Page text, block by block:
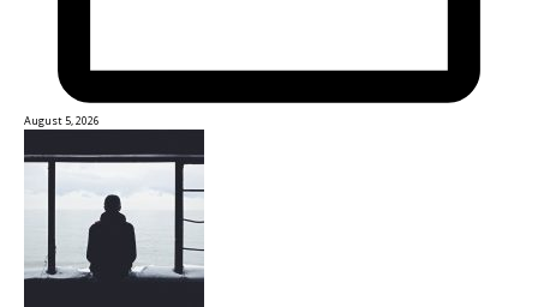
August 5, 2026